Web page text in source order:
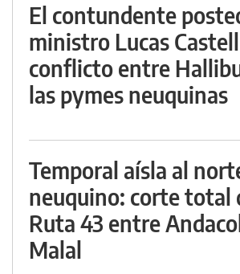
El contundente
ministro Lucas
conflicto entre
las pymes neuquinas
Temporal aísla al
neuquino: corte total
Ruta 43 entre
Malal